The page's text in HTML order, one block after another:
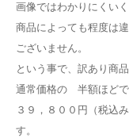
画像ではわかりにくい
商品によっても程度は
ございません。
という事で、訳あり商
通常価格の 半額ほどで
３９，８００円（税込
す。